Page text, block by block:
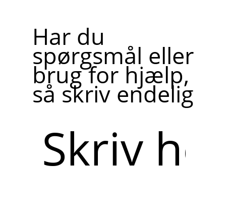
Har du
spørgsmål eller
brug for hjælp,
så skriv endelig
her